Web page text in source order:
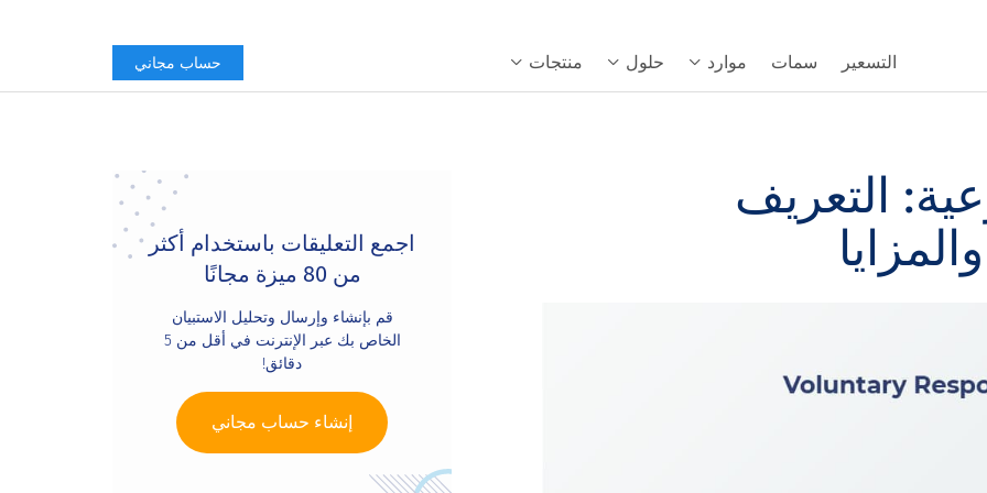
منتجات حلول موارد سمات التسعير حساب مجاني
التعريف
Sidebar
اجمع التعليقات باستخدام أكثر
من 80 ميزة مجانًا
قم بإنشاء وإرسال وتحليل الاستبيان
الخاص بك عبر الإنترنت في أقل من 5
دقائق!
إنشاء حساب مجاني